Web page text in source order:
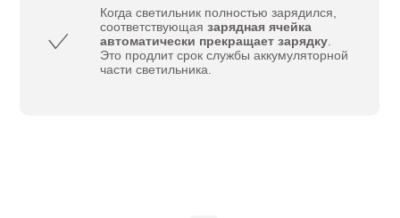
Когда светильник полностью зарядился,
соответствующая зарядная ячейка
автоматически прекращает зарядку
Это продлит срок службы аккумуляторной
части светильника.